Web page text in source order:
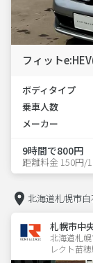
フィット
ボディタイプ
乗車人数
メーカー
9時間で800円
距離料金 150円/
北海道札幌市
札幌市中
北海道札
レクト苗